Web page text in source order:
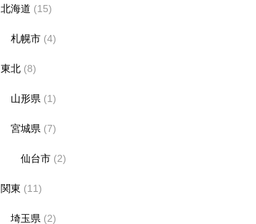
北海道 (15)
札幌市 (4)
東北 (8)
山形県 (1)
宮城県 (7)
仙台市 (2)
関東 (11)
埼玉県 (2)